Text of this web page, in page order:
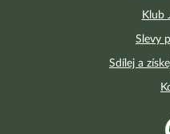
Klub
Slevy
Sdílej a